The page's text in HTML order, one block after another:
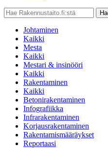
Johtaminen
Kaikki
Mesta
Kaikki
Mestari & insinööri
Kaikki
Rakentaminen
Kaikki
Betonirakentaminen
Infografiikka
Infrarakentaminen
Korjausrakentaminen
Rakentamismääräykset
Reportaasi